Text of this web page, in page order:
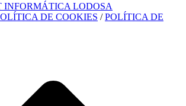
INFORMÁTICA LODOSA
DE COOKIES /POLÍTICA DE